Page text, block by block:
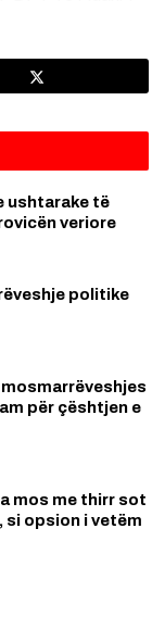
ushtarake të
veriore
politike
për çështjen e
mos me thirr sot
si opsion i vetëm